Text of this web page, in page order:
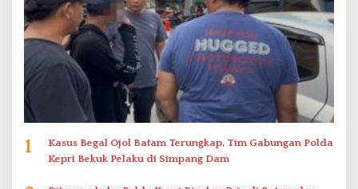
1
Kasus Begal Ojol Batam Terungkap, Tim Gabungan Polda
Kepri Bekuk Pelaku di Simpang Dam